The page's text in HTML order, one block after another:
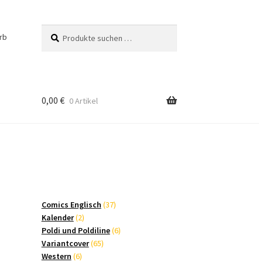
nach:
0,00 € 0 Artikel
Comics Englisch 3737
Kalender 22
Produkte
Poldi und Poldiline 66
Variantcover 6565
Western 66